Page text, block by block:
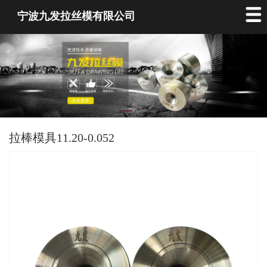
宁波九发拉丝模有限公司
拉棒模具11.20-0.052